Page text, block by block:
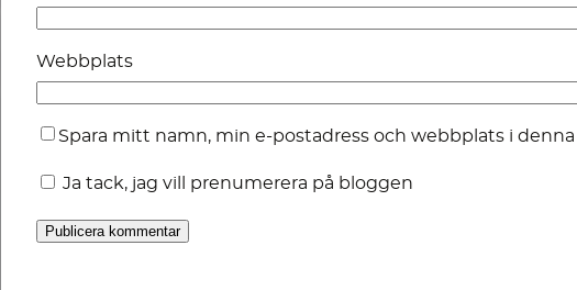
Webbplats
Spara mitt namn, min e-postadress och webbplats i
Ja tack, jag vill prenumerera på bloggen